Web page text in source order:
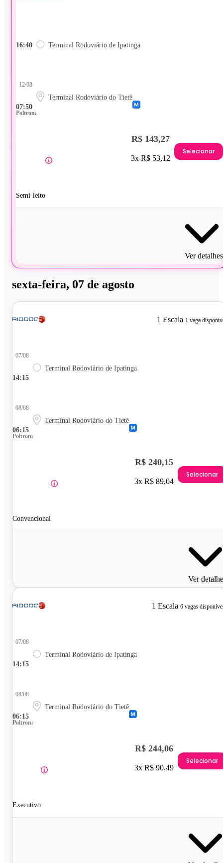
16:40 Terminal Rodoviário de Ipatinga
07:50
12/08
Terminal Rodoviário do Tietê
Poltrona
Semi-leito
R$ 143,27
3x R$ 53,12
Selecionar
Ver detalhes
sexta-feira, 07 de agosto
1 Escala 1 vaga
14:15
07/08
Terminal Rodoviário de Ipatinga
06:15
08/08
Terminal Rodoviário do Tietê
Poltrona
Convencional
R$ 240,15
3x R$ 89,04
Selecionar
Ver
1 Escala 6 vagas
14:15
07/08
Terminal Rodoviário de Ipatinga
06:15
08/08
Terminal Rodoviário do Tietê
Poltrona
Executivo
R$ 244,06
3x R$ 90,49
Selecionar